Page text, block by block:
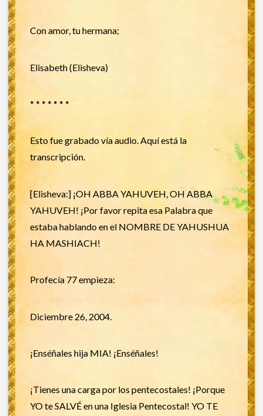
Con amor, tu hermana;
Elisabeth (Elisheva)
* * * * * * *
Esto fue grabado vía audio. Aquí está la
transcripción.
[Elisheva:] ¡OH ABBA YAHUVEH, OH ABBA
YAHUVEH! ¡Por favor repita esa Palabra que
estaba hablando en el NOMBRE DE YAHUSHUA
HA MASHIACH!
Profecía 77 empieza:
Diciembre 26, 2004.
¡Enséñales hija MIA! ¡Enséñales!
¡Tienes una carga por los pentecostales! ¡Porque
YO te SALVÉ en una Iglesia Pentecostal! YO TE